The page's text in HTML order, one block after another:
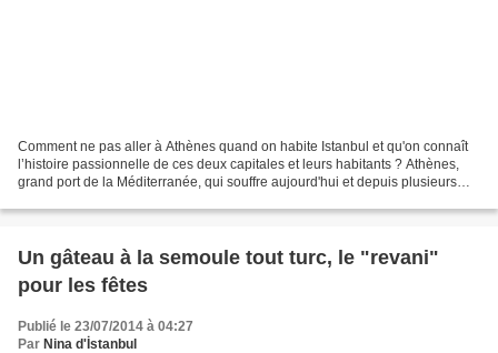
Comment ne pas aller à Athènes quand on habite Istanbul et qu'on connaît
l’histoire passionnelle de ces deux capitales et leurs habitants ? Athènes,
grand port de la Méditerranée, qui souffre aujourd'hui et depuis plusieurs
Un gâteau à la semoule tout turc, le "revani"
pour les fêtes
Publié le 23/07/2014 à 04:27
Par Nina d'İstanbul